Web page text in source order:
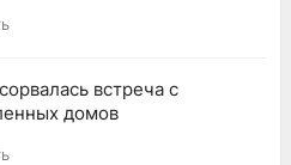
встреча с
домов